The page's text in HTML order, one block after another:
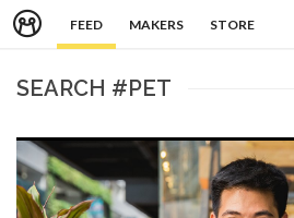
FEED MAKERS STORE
SEARCH #PET